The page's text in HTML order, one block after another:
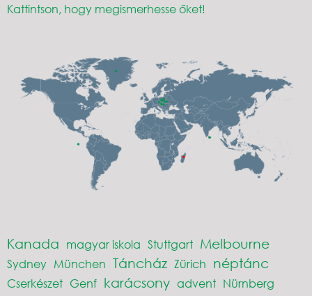
Kattintson, hogy megismerhesse őket!
Kanada magyar iskola Stuttgart Melbourne
Sydney München Táncház Zürich néptánc
Cserkészet Genf karácsony advent Nürnberg